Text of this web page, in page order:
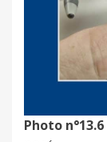
Photo n°13.6